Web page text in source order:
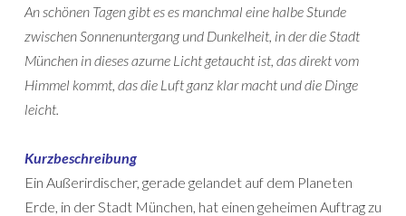
An schönen Tagen gibt es es manchmal eine halbe Stunde
zwischen Sonnenuntergang und Dunkelheit, in der die Stadt
München in dieses azurne Licht getaucht ist, das direkt vom
Himmel kommt, das die Luft ganz klar macht und die Dinge
leicht.
Kurzbeschreibung
Ein Außerirdischer, gerade gelandet auf dem Planeten
Erde, in der Stadt München, hat einen geheimen Auftrag zu